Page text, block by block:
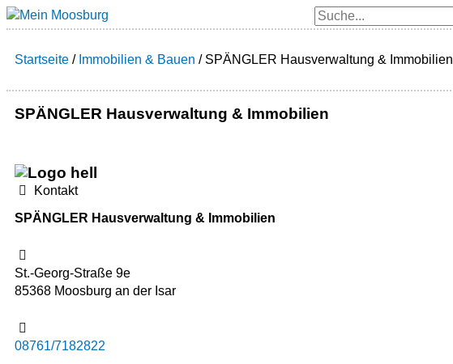
Zum
Inhalt
Suche
Startseite / Immobilien & Bauen / SPÄNGLER Hausverwaltung & Immobilien
SPÄNGLER Hausverwaltung & Immobilien
Kontakt
SPÄNGLER Hausverwaltung & Immobilien
St.-Georg-Straße 9e
85368 Moosburg an der Isar
08761/7182822